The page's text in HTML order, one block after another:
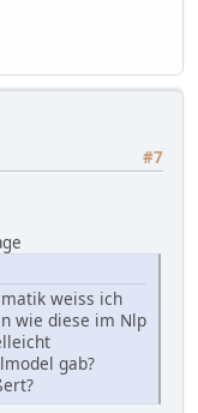
#7
weiss ich
wie diese im Nlp
gab?